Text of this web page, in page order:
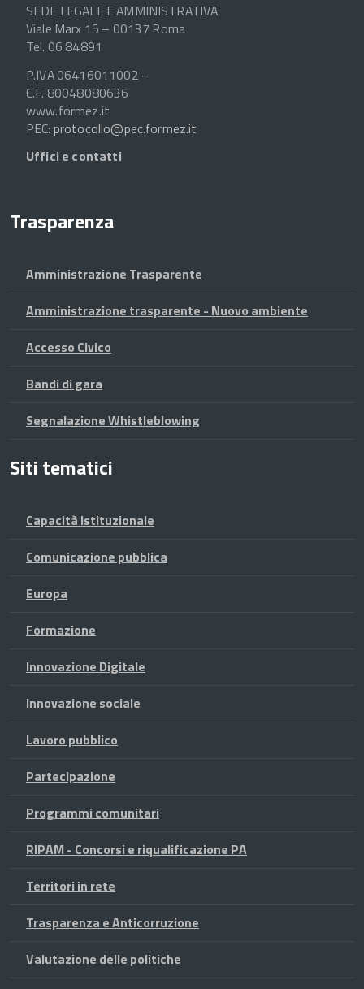
SEDE LEGALE E AMMINISTRATIVA
Viale Marx 15 – 00137 Roma
Tel. 06 84891
P.IVA 06416011002 –
C.F. 80048080636
www.formez.it
PEC: protocollo@pec.formez.it
Uffici e contatti
Trasparenza
Amministrazione Trasparente
Amministrazione trasparente - Nuovo ambiente
Accesso Civico
Bandi di gara
Segnalazione Whistleblowing
Siti tematici
Capacità Istituzionale
Comunicazione pubblica
Europa
Formazione
Innovazione Digitale
Innovazione sociale
Lavoro pubblico
Partecipazione
Programmi comunitari
RIPAM - Concorsi e riqualificazione PA
Territori in rete
Trasparenza e Anticorruzione
Valutazione delle politiche